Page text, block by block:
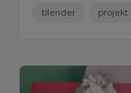
blender projekt